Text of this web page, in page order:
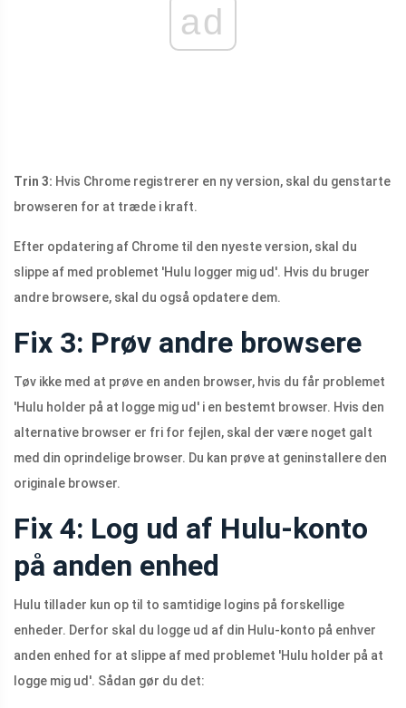
ad
Trin 3: Hvis Chrome registrerer en ny version, skal du genstarte
browseren for at træde i kraft.
Efter opdatering af Chrome til den nyeste version, skal du
slippe af med problemet 'Hulu logger mig ud'. Hvis du bruger
andre browsere, skal du også opdatere dem.
Fix 3: Prøv andre browsere
Tøv ikke med at prøve en anden browser, hvis du får problemet
'Hulu holder på at logge mig ud' i en bestemt browser. Hvis den
alternative browser er fri for fejlen, skal der være noget galt
med din oprindelige browser. Du kan prøve at geninstallere den
originale browser.
Fix 4: Log ud af Hulu-konto
på anden enhed
Hulu tillader kun op til to samtidige logins på forskellige
enheder. Derfor skal du logge ud af din Hulu-konto på enhver
anden enhed for at slippe af med problemet 'Hulu holder på at
logge mig ud'. Sådan gør du det: